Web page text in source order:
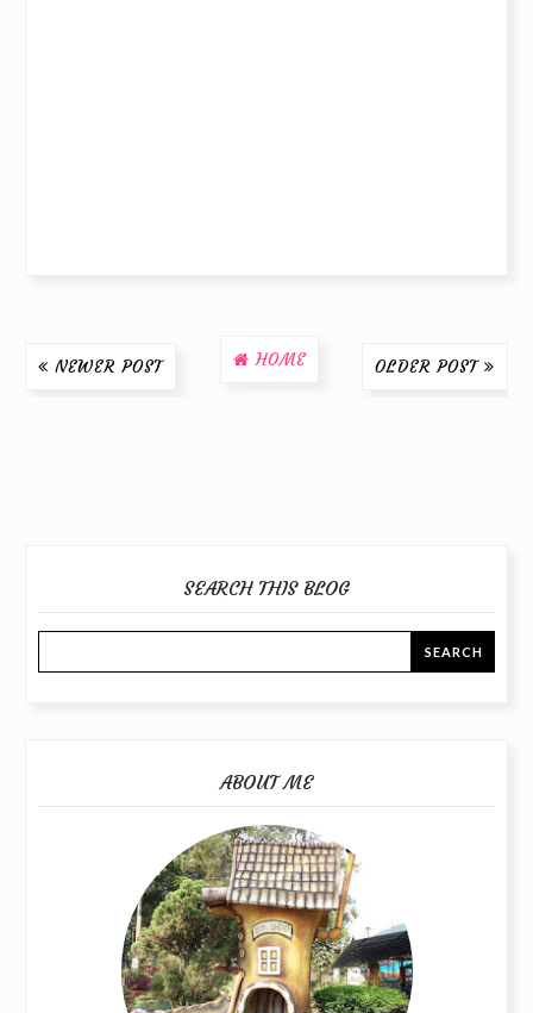
NEWER POST OLDER POST
HOME
SEARCH THIS BLOG
ABOUT ME